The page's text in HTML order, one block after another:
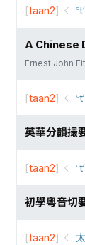
[taan2]
A Chinese
Ernest John
[taan2]
英華分韻撮
[taan2]
初學粵音切
[taan2]